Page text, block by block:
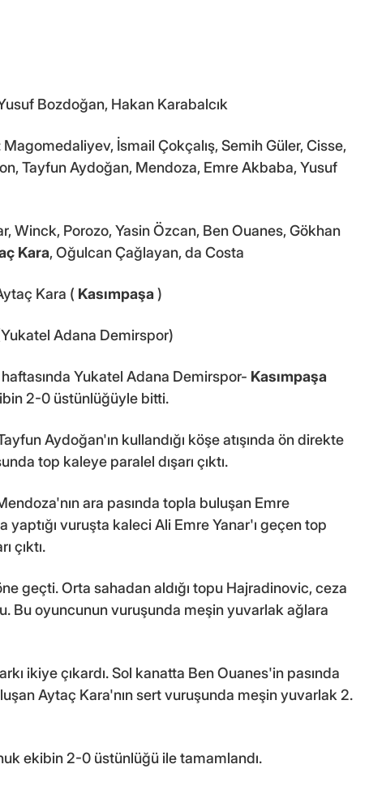
Bozdoğan, Hakan Karabalcık
İsmail Çokçalış, Semih Güler, Cisse,
Tayfun Aydoğan, Mendoza, Emre Akbaba, Yusuf
Winck, Porozo, Yasin Özcan, Ben Ouanes, Gökhan
Kara, Oğulcan Çağlayan, da Costa
Kara ( Kasımpaşa )
Adana Demirspor)
Yukatel Adana Demirspor- Kasımpaşa
2-0 üstünlüğüyle bitti.
Aydoğan'ın kullandığı köşe atışında ön direkte
top kaleye paralel dışarı çıktı.
ara pasında topla buluşan Emre
yaptığı vuruşta kaleci Ali Emre Yanar'ı geçen top
çıktı.
geçti. Orta sahadan aldığı topu Hajradinovic, ceza
Bu oyuncunun vuruşunda meşin yuvarlak ağlara
ikiye çıkardı. Sol kanatta Ben Ouanes'in pasında
Aytaç Kara'nın sert vuruşunda meşin yuvarlak 2.
ekibin 2-0 üstünlüğü ile tamamlandı.